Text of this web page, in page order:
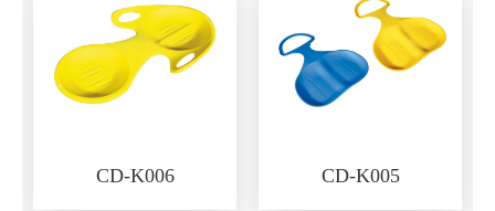
CD-K006 CD-K005